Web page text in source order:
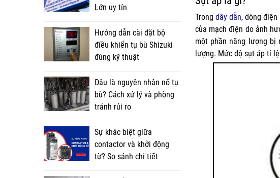
Lớn uy tín
Hướng dẫn cài đặt bộ
điều khiển tụ bù Shizuki
đúng kỹ thuật
Đâu là nguyên nhân nổ tụ
bù? Cách xử lý và phòng
tránh rủi ro
Sự khác biệt giữa
contactor và khởi động
từ? So sánh chi tiết
Trongdây dẫn, dòng
của mạch điện do ảnh
một phần năng lượng
lượng. Mức độ sụt áp tỉ